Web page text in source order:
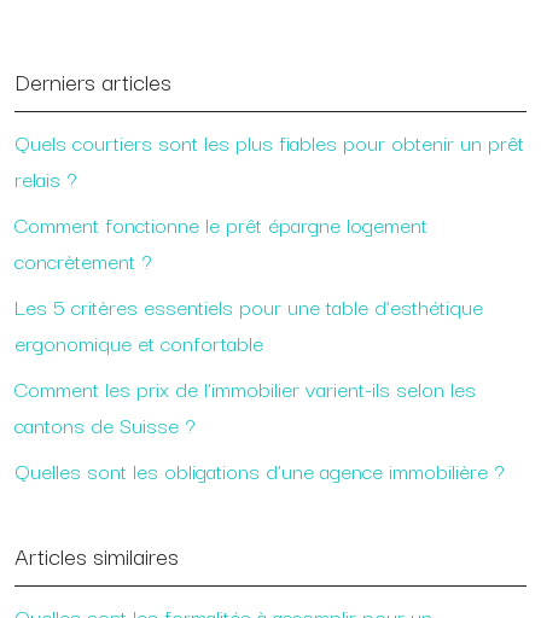
Derniers articles
Quels courtiers sont les plus fiables pour obtenir un prêt
relais ?
Comment fonctionne le prêt épargne logement
concrètement ?
Les 5 critères essentiels pour une table d’esthétique
ergonomique et confortable
Comment les prix de l’immobilier varient-ils selon les
cantons de Suisse ?
Quelles sont les obligations d’une agence immobilière ?
Articles similaires